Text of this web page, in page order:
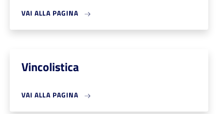
VAI ALLA PAGINA
Vincolistica
VAI ALLA PAGINA